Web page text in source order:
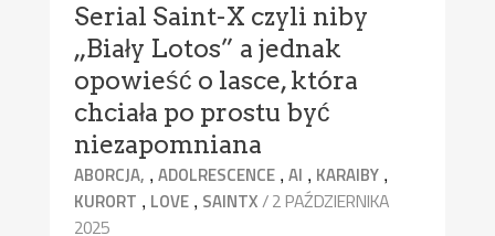
Serial Saint-X czyli niby
„Biały Lotos” a jednak
opowieść o lasce, która
chciała po prostu być
niezapomniana
ABORCJA, ,ADOLRESCENCE ,AI , KARAIBY ,
KURORT , LOVE , SAINTX/ 2 PAŹDZIERNIKA
2025